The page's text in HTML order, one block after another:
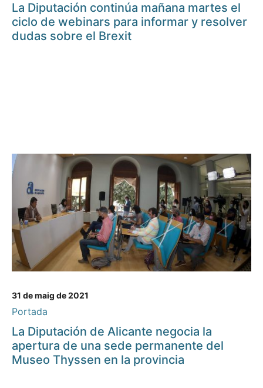
La Diputación continúa mañana martes el
ciclo de webinars para informar y resolver
dudas sobre el Brexit
31 de maig de 2021
Portada
La Diputación de Alicante negocia la
apertura de una sede permanente del
Museo Thyssen en la provincia